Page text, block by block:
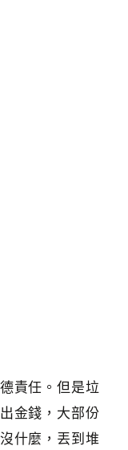
責任。但是垃
金錢，大部份
什麼，丟到堆